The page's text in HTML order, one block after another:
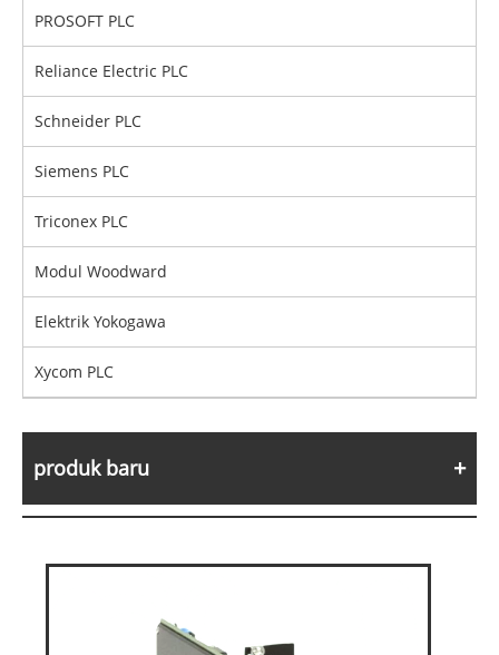
PROSOFT PLC
Reliance Electric PLC
Schneider PLC
Siemens PLC
Triconex PLC
Modul Woodward
Elektrik Yokogawa
Xycom PLC
produk baru